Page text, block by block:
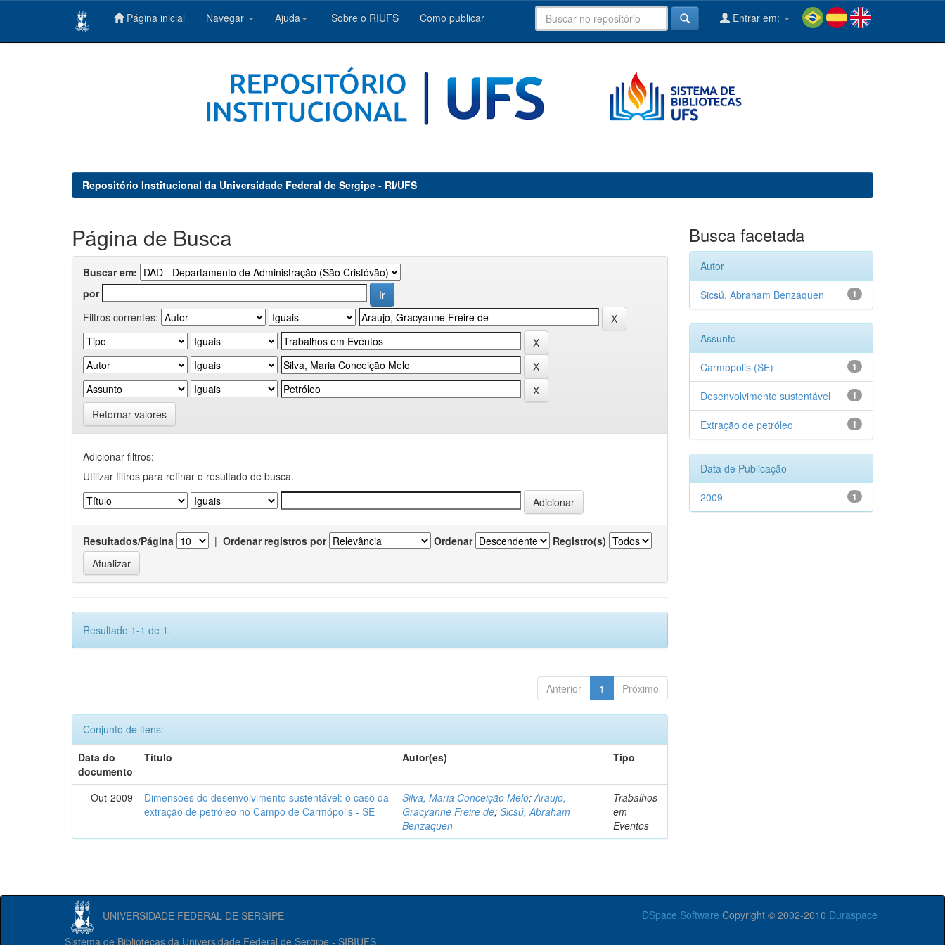
Página inicial Navegar Ajuda Sobre o RIUFS Como publicar Entrar em:
Repositório Institucional da Universidade Federal de Sergipe - RI/UFS
Página de Busca
Buscar em:
por
Filtros correntes:
Retornar valores
Adicionar filtros:
Utilizar filtros para refinar o resultado de busca.
Resultados/Página | Ordenar registros por Ordenar Registro(s)
Resultado 1-1 de 1.
Anterior 1 Próximo
Conjunto de itens:
Data do
documento
Título Autor(es) Tipo
Out-2009
Dimensões do desenvolvimento sustentável: o caso da
extração de petróleo no Campo de Carmópolis - SE
Silva, Maria Conceição Melo;Araujo,
Gracyanne Freire de;Sicsú, Abraham
Benzaquen
Trabalhos
em
Eventos
Busca facetada
Autor
1
Sicsú, Abraham Benzaquen
Assunto
1
Carmópolis (SE)
1
Desenvolvimento sustentável
1
Extração de petróleo
Data de Publicação
1
2009
UNIVERSIDADE FEDERAL DE SERGIPE DSpace Software Copyright © 2002-2010 Duraspace
Sistema de Bibliotecas da Universidade Federal de Sergipe - SIBIUFS